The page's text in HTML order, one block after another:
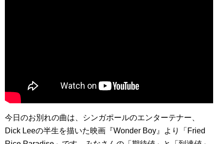
今日のお別れの曲は、シンガポールのエンターテナー、
Dick Leeの半生を描いた映画『Wonder Boy』より「Fried